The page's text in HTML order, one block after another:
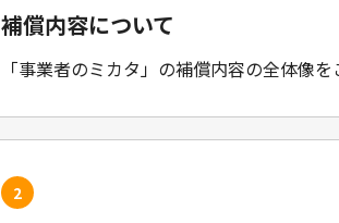
補償内容について
「事業者のミカタ」の補償内容の全体像を
2